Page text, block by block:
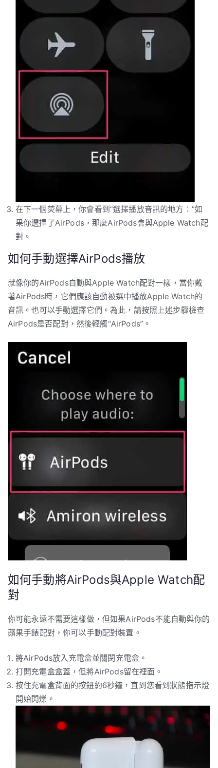
在下一個荧幕上，你會看到“選擇播放音訊的地方：”如
果你選擇了AirPods，那麼AirPods會與Apple Watch配
對。
如何手動選擇AirPods播放
就像你的AirPods自動與Apple Watch配對一樣，當你戴
著AirPods時，它們應該自動被選中播放Apple Watch的
音訊。也可以手動選擇它們。為此，請按照上述步驟檢查
AirPods是否配對，然後輕觸“AirPods”。
如何手動將AirPods與Apple Watch配
對
你可能永遠不需要這樣做，但如果AirPods不能自動與你的
蘋果手錶配對，你可以手動配對裝置。
將AirPods放入充電盒並關閉充電盒。
打開充電盒盒蓋，但將AirPods留在裡面。
按住充電盒背面的按鈕約6秒鐘，直到您看到狀態指示燈
開始閃爍。